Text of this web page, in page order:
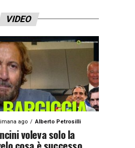
VIDEO
ago Alberto Petrosilli
voleva solo la